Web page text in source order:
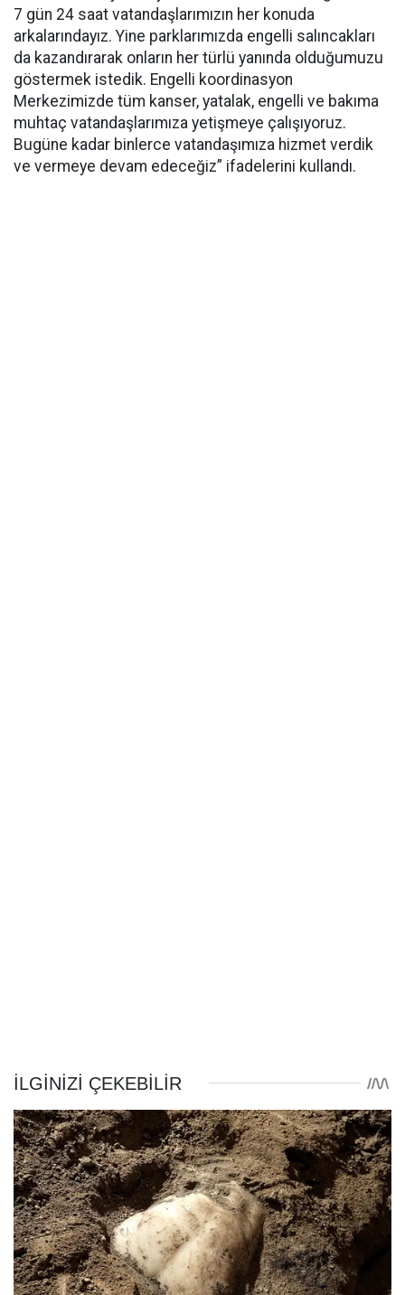
7 gün 24 saat vatandaşlarımızın her konuda
arkalarındayız. Yine parklarımızda engelli salıncakları
da kazandırarak onların her türlü yanında olduğumuzu
göstermek istedik. Engelli koordinasyon
Merkezimizde tüm kanser, yatalak, engelli ve bakıma
muhtaç vatandaşlarımıza yetişmeye çalışıyoruz.
Bugüne kadar binlerce vatandaşımıza hizmet verdik
ve vermeye devam edeceğiz” ifadelerini kullandı.